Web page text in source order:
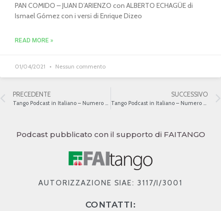
PAN COMIDO – JUAN D’ARIENZO con ALBERTO ECHAGÜE di
Ismael Gómez con i versi di Enrique Dizeo
READ MORE »
01/04/2021 Nessun commento
PRECEDENTE SUCCESSIVO
Podcast pubblicato con il supporto di FAITANGO
AUTORIZZAZIONE SIAE: 3117/I/3001
CONTATTI: